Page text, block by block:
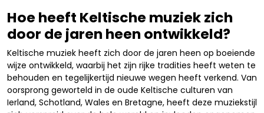
Hoe heeft Keltische muziek zich
door de jaren heen ontwikkeld?
Keltische muziek heeft zich door de jaren heen op boeiende
wijze ontwikkeld, waarbij het zijn rijke tradities heeft weten te
behouden en tegelijkertijd nieuwe wegen heeft verkend. Van
oorsprong geworteld in de oude Keltische culturen van
Ierland, Schotland, Wales en Bretagne, heeft deze muziekstijl